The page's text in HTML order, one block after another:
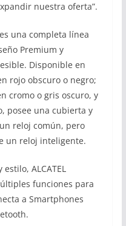
nuestra oferta”.
es una completa línea
Premium y
Disponible en
rojo obscuro o negro;
cromo o gris oscuro, y
posee una cubierta y
reloj común, pero
un reloj inteligente.
ALCATEL
funciones para
a Smartphones